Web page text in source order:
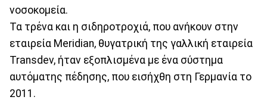
νοσοκομεία.
Τα τρένα και η σιδηροτροχιά, που ανήκουν στην
εταιρεία Meridian, θυγατρική της γαλλική εταιρεία
Transdev, ήταν εξοπλισμένα με ένα σύστημα
αυτόματης πέδησης, που εισήχθη στη Γερμανία το
2011.